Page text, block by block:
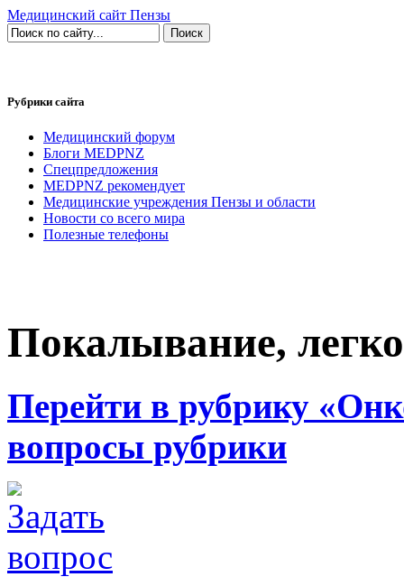
Медицинский сайт Пензы
Рубрики сайта
Медицинский форум
Блоги MEDPNZ
Спецпредложения
MEDPNZ рекомендует
Медицинские учреждения Пензы и области
Новости со всего мира
Полезные телефоны
Покалывание,
Перейти в рубрику
вопросы рубрики